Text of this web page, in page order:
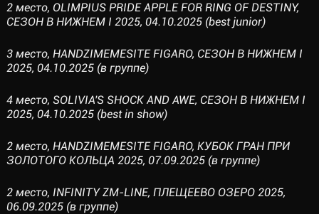
2 место, OLIMPIUS PRIDE APPLE FOR RING OF DESTINY,
СЕЗОН В НИЖНЕМ I 2025, 04.10.2025 (best junior)
3 место, HANDZIMEMESITE FIGARO, СЕЗОН В НИЖНЕМ I
2025, 04.10.2025 (в группе)
4 место, SOLIVIA'S SHOCK AND AWE, СЕЗОН В НИЖНЕМ I
2025, 04.10.2025 (best in show)
2 место, HANDZIMEMESITE FIGARO, КУБОК ГРАН ПРИ
ЗОЛОТОГО КОЛЬЦА 2025, 07.09.2025 (в группе)
2 место, INFINITY ZM-LINE, ПЛЕЩЕЕВО ОЗЕРО 2025,
06.09.2025 (в группе)